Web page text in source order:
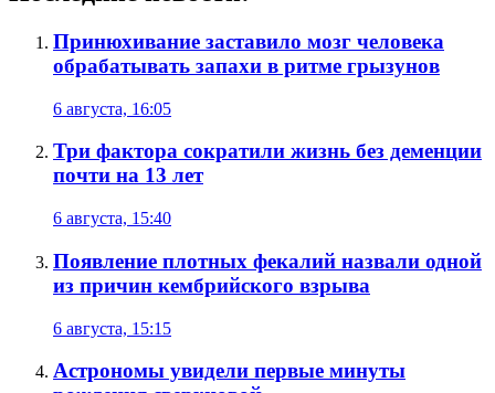
Принюхивание заставило мозг человека
обрабатывать запахи в ритме грызунов
6 августа, 16:05
Три фактора сократили жизнь без деменции
почти на 13 лет
6 августа, 15:40
Появление плотных фекалий назвали одной
из причин кембрийского взрыва
6 августа, 15:15
Астрономы увидели первые минуты